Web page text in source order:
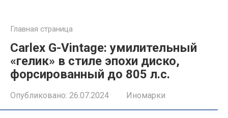
Главная страница
Carlex G-Vintage: умилительный
«гелик» в стиле эпохи диско,
форсированный до 805 л.с.
Опубликовано: 26.07.2024 Иномарки